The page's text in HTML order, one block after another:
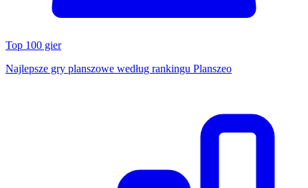
Top 100 gier
Najlepsze gry planszowe według rankingu Planszeo